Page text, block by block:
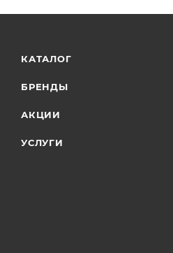
КАТАЛОГ
БРЕНДЫ
АКЦИИ
УСЛУГИ